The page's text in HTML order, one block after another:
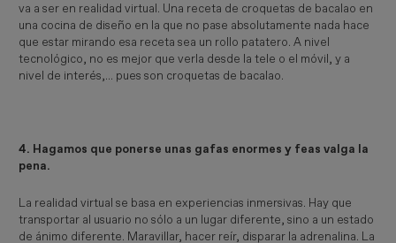
va a ser en realidad virtual. Una receta de croquetas de bacalao en
una cocina de diseño en la que no pase absolutamente nada hace
que estar mirando esa receta sea un rollo patatero. A nivel
tecnológico, no es mejor que verla desde la tele o el móvil, y a
nivel de interés,... pues son croquetas de bacalao.
4. Hagamos que ponerse unas gafas enormes y feas valga la
pena.
La realidad virtual se basa en experiencias inmersivas. Hay que
transportar al usuario no sólo a un lugar diferente, sino a un estado
de ánimo diferente. Maravillar, hacer reír, disparar la adrenalina. La